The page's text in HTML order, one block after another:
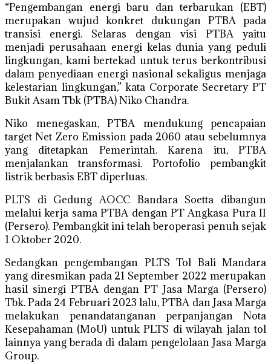
“Pengembangan energi baru dan terbarukan (EBT)
merupakan wujud konkret dukungan PTBA pada
transisi energi. Selaras dengan visi PTBA yaitu
menjadi perusahaan energi kelas dunia yang peduli
lingkungan, kami bertekad untuk terus berkontribusi
dalam penyediaan energi nasional sekaligus menjaga
kelestarian lingkungan,” kata Corporate Secretary PT
Bukit Asam Tbk (PTBA) Niko Chandra.
Niko menegaskan, PTBA mendukung pencapaian
target Net Zero Emission pada 2060 atau sebelumnya
yang ditetapkan Pemerintah. Karena itu, PTBA
menjalankan transformasi. Portofolio pembangkit
listrik berbasis EBT diperluas.
PLTS di Gedung AOCC Bandara Soetta dibangun
melalui kerja sama PTBA dengan PT Angkasa Pura II
(Persero). Pembangkit ini telah beroperasi penuh sejak
1 Oktober 2020.
Sedangkan pengembangan PLTS Tol Bali Mandara
yang diresmikan pada 21 September 2022 merupakan
hasil sinergi PTBA dengan PT Jasa Marga (Persero)
Tbk. Pada 24 Februari 2023 lalu, PTBA dan Jasa Marga
melakukan penandatanganan perpanjangan Nota
Kesepahaman (MoU) untuk PLTS di wilayah jalan tol
lainnya yang berada di dalam pengelolaan Jasa Marga
Group.